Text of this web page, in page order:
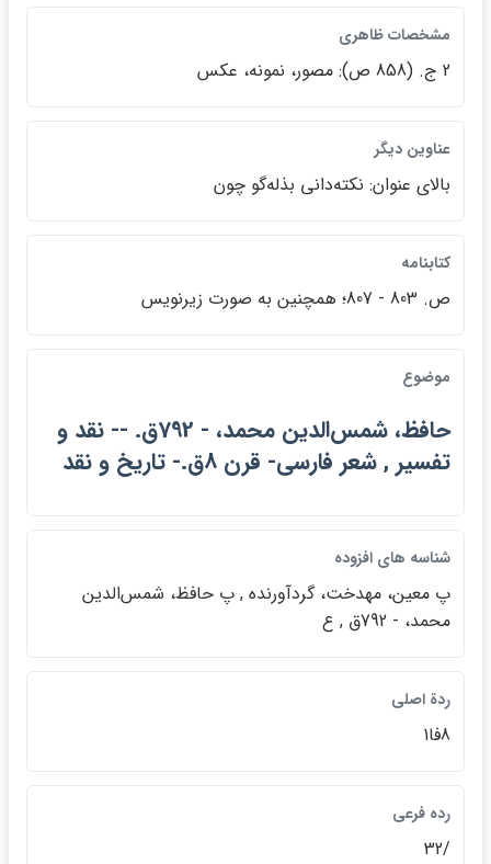
مشخصات ظاهري
2 ج. (858 ص): مصور، نمونه، عكس
عناوين ديگر
بالاي عنوان: نكته‌داني بذله‌گو چون
كتابنامه
ص. 803 - 807؛ همچنين به صورت زيرنويس
موضوع
حافظ، شمس‌الدين محمد، - 792ق. -- نقد و
تفسير , شعر فارسي- قرن 8ق.- تاريخ و نقد
شناسه هاي افزوده
پ معين، مهدخت، گردآورنده , پ حافظ، شمس‌الدين
محمد، - 792ق , ع
ردة اصلي
8فا1
رده فرعي
/32